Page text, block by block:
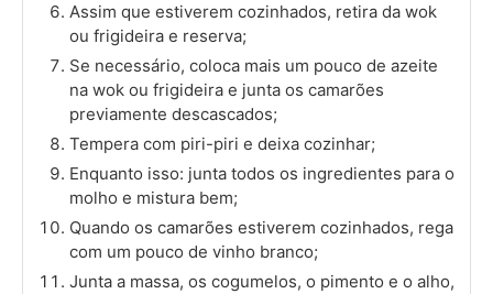
Assim que estiverem cozinhados, retira da wok
ou frigideira e reserva;
Se necessário, coloca mais um pouco de azeite
na wok ou frigideira e junta os camarões
previamente descascados;
Tempera com piri-piri e deixa cozinhar;
Enquanto isso: junta todos os ingredientes para o
molho e mistura bem;
Quando os camarões estiverem cozinhados, rega
com um pouco de vinho branco;
Junta a massa, os cogumelos, o pimento e o alho,